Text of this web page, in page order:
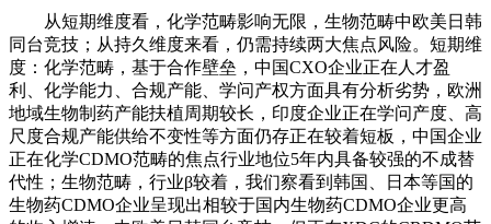
从短期维度看，化学范畴影响无限，生物范畴中欧美日韩
同台竞技；从持久维度来看，仍需持续两大焦点风险。短期维
度：化学范畴，基于合作壁垒，中国CXO企业正在人才盈
利、化学能力、合规产能、学问产权方面具有分析劣势，欧洲
地域生物制药产能扶植周期较长，印度企业正在学问产度、高
尺度合规产能供给不变性等方面仍存正在较着短板，中国企业
正在化学CDMO范畴的焦点行业地位5年内具备较强的不成替
代性；生物范畴，行业β较着，我们察看到韩国、日本等国的
生物药CDMO企业呈现出相较于国内生物药CDMO企业更高